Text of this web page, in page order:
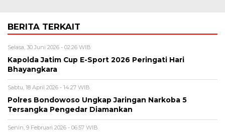
BERITA TERKAIT
Selasa, 30 Juni 2026 - 02:26 WIB
Kapolda Jatim Cup E-Sport 2026 Peringati Hari
Bhayangkara
Sabtu, 18 April 2026 - 14:27 WIB
Polres Bondowoso Ungkap Jaringan Narkoba 5
Tersangka Pengedar Diamankan
Senin, 9 Februari 2026 - 06:57 WIB